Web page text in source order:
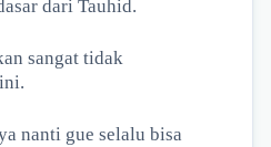
dari Tauhid.
sangat tidak
nanti gue selalu bisa